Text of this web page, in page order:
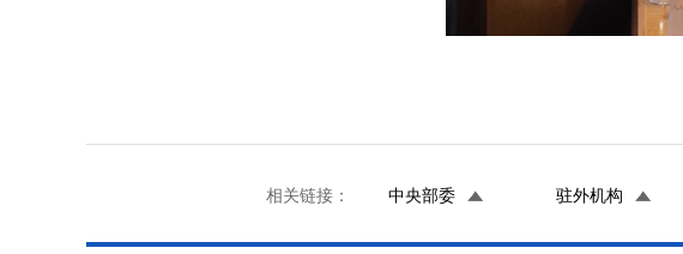
相关链接： 中央部委 驻外机构